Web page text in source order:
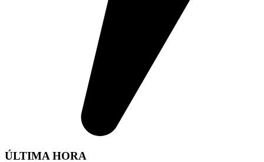
ÚLTIMA HORA